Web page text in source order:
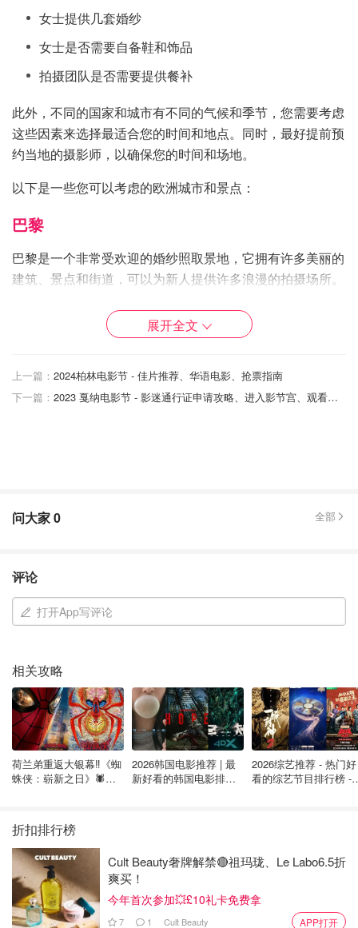
女士提供几套婚纱
女士是否需要自备鞋和饰品
拍摄团队是否需要提供餐补
此外，不同的国家和城市有不同的气候和季节，您需要考虑
这些因素来选择最适合您的时间和地点。同时，最好提前预
约当地的摄影师，以确保您的时间和场地。
以下是一些您可以考虑的欧洲城市和景点：
巴黎
巴黎是一个非常受欢迎的婚纱照取景地，它拥有许多美丽的
建筑、景点和街道，可以为新人提供许多浪漫的拍摄场所。
筑，几乎成为每对新人在巴黎拍婚纱照的必选景点。
但是这也意味着巴黎的一些著名景点和拍摄场所可能会很拥
挤，并且有时难以避免其他人在您的照片中出现。不过，如
果您选择在较为冷门的时间和地点进行拍摄，或者在私人拥
人群和拥挤的情况。
佛罗伦萨
意大利托斯卡纳大区是一个非常适合拍婚纱照的地方，去这
里拍婚纱照可以直接飞到佛罗伦萨，一半拍城市一半拍托斯
卡纳。
佩斯卡、圣吉米尼亚诺等。这些小镇和村庄有古老的建
筑、美丽的花园和广阔的田野。
展开全文
上一篇： 2024柏林电影节 - 佳片推荐、华语电影、抢票指南
下一篇：
2023 戛纳电影节 - 影迷通行证申请攻略、进入影节宫、观看影片、放映活动
问大家0 全部
评论
打开App写评论
相关攻略
荷兰弟重返大银幕‼️《蜘
蛛侠：崭新之日》🕷️北
2026韩国电影推荐 | 最
新好看的韩国电影排行
2026综艺推荐 - 热门好
看的综艺节目排行榜 -
折扣排行榜
Cult Beauty奢牌解禁🔴祖玛珑、Le Labo6.5折
爽买！
今年首次参加💥£10礼卡免费拿
7 1 Cult Beauty APP打开